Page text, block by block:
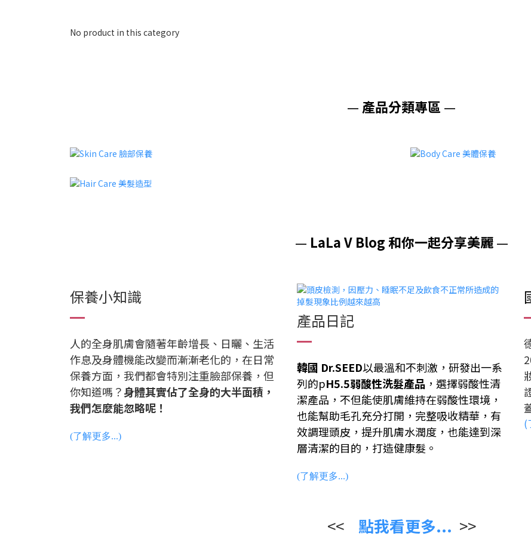
No product in this category
— 產品分類專區 —
— LaLa V Blog 和你一起分享美麗—
保養小知識
人的全身肌膚會隨著年齡增長、日曬、生活
作息及身體機能改變而漸漸老化的，在日常
保養方面，我們都會特別注重臉部保養，但
你知道嗎？身體其實佔了全身的大半面積，
我們怎麼能忽略呢！
(了解更多...)
產品日記
韓國 Dr.SEED以最溫和不刺激，研發出一系
列的pH5.5弱酸性洗髮產品 ，選擇弱酸性清
潔產品，不但能使肌膚維持在弱酸性環境，
也能幫助毛孔充分打開，完整吸收精華，有
效調理頭皮，提升肌膚水潤度，也能達到深
層清潔的目的，打造健康髮。
(了解更多...)
(
<< 點我看更多... >>